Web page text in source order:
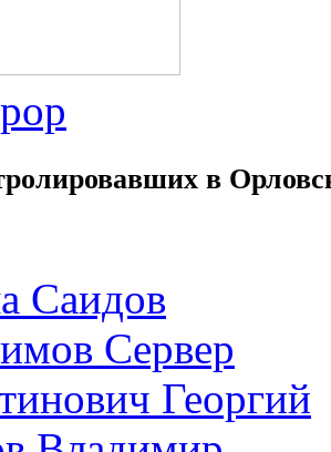
в
Саидов
Сервер
Георгий